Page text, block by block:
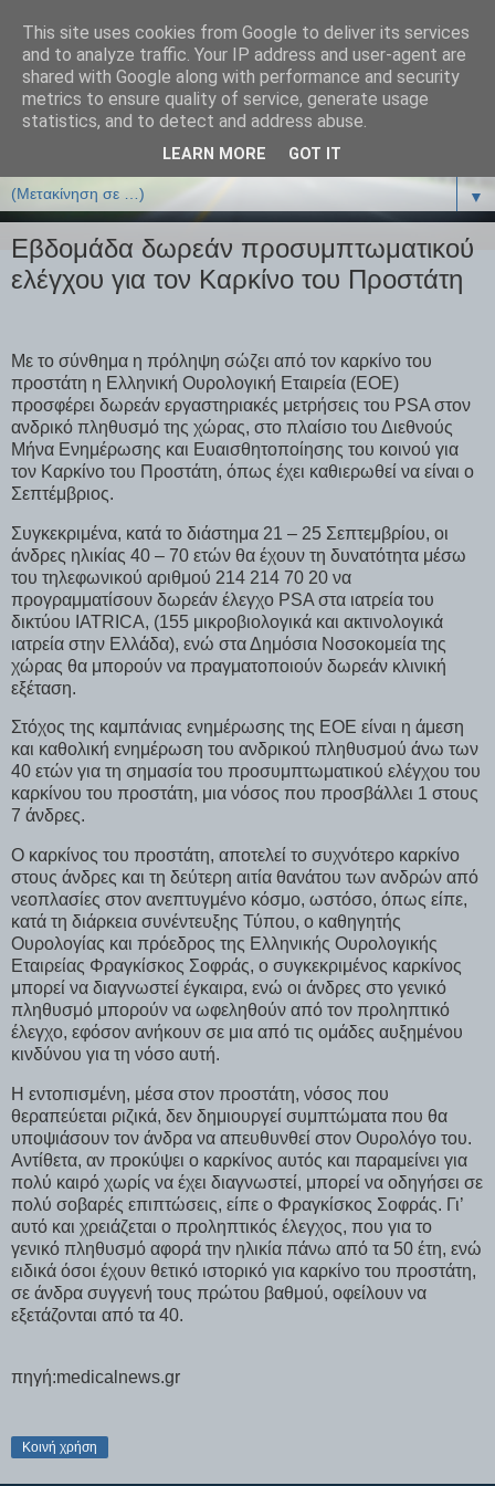
ΒΙΟΛΟΓΙΑonline.gr
Online Μαθήματα Βιολογίας
▼
Εβδομάδα δωρεάν προσυμπτωματικού
ελέγχου για τον Καρκίνο του Προστάτη
Με το σύνθημα η πρόληψη σώζει από τον καρκίνο του
προστάτη η Ελληνική Ουρολογική Εταιρεία (ΕΟΕ)
προσφέρει δωρεάν εργαστηριακές μετρήσεις του PSA στον
ανδρικό πληθυσμό της χώρας, στο πλαίσιο του Διεθνούς
Μήνα Ενημέρωσης και Ευαισθητοποίησης του κοινού για
τον Καρκίνο του Προστάτη, όπως έχει καθιερωθεί να είναι ο
Σεπτέμβριος.
Συγκεκριμένα, κατά το διάστημα 21 – 25 Σεπτεμβρίου, οι
άνδρες ηλικίας 40 – 70 ετών θα έχουν τη δυνατότητα μέσω
του τηλεφωνικού αριθμού 214 214 70 20 να
προγραμματίσουν δωρεάν έλεγχο PSA στα ιατρεία του
δικτύου IATRICA, (155 μικροβιολογικά και ακτινολογικά
ιατρεία στην Ελλάδα), ενώ στα Δημόσια Νοσοκομεία της
χώρας θα μπορούν να πραγματοποιούν δωρεάν κλινική
εξέταση.
Στόχος της καμπάνιας ενημέρωσης της ΕΟΕ είναι η άμεση
και καθολική ενημέρωση του ανδρικού πληθυσμού άνω των
40 ετών για τη σημασία του προσυμπτωματικού ελέγχου του
καρκίνου του προστάτη, μια νόσος που προσβάλλει 1 στους
7 άνδρες.
Ο καρκίνος του προστάτη, αποτελεί το συχνότερο καρκίνο
στους άνδρες και τη δεύτερη αιτία θανάτου των ανδρών από
νεοπλασίες στον ανεπτυγμένο κόσμο, ωστόσο, όπως είπε,
κατά τη διάρκεια συνέντευξης Τύπου, ο καθηγητής
Ουρολογίας και πρόεδρος της Ελληνικής Ουρολογικής
Εταιρείας Φραγκίσκος Σοφράς, ο συγκεκριμένος καρκίνος
μπορεί να διαγνωστεί έγκαιρα, ενώ οι άνδρες στο γενικό
πληθυσμό μπορούν να ωφεληθούν από τον προληπτικό
έλεγχο, εφόσον ανήκουν σε μια από τις ομάδες αυξημένου
κινδύνου για τη νόσο αυτή.
Η εντοπισμένη, μέσα στον προστάτη, νόσος που
θεραπεύεται ριζικά, δεν δημιουργεί συμπτώματα που θα
υποψιάσουν τον άνδρα να απευθυνθεί στον Ουρολόγο του.
Αντίθετα, αν προκύψει ο καρκίνος αυτός και παραμείνει για
πολύ καιρό χωρίς να έχει διαγνωστεί, μπορεί να οδηγήσει σε
πολύ σοβαρές επιπτώσεις, είπε ο Φραγκίσκος Σοφράς. Γι’
αυτό και χρειάζεται ο προληπτικός έλεγχος, που για το
γενικό πληθυσμό αφορά την ηλικία πάνω από τα 50 έτη, ενώ
ειδικά όσοι έχουν θετικό ιστορικό για καρκίνο του προστάτη,
σε άνδρα συγγενή τους πρώτου βαθμού, οφείλουν να
εξετάζονται από τα 40.
πηγή:medicalnews.gr
Κοινή χρήση
This site uses cookies from Google to deliver its services
and to analyze traffic. Your IP address and user-agent are
shared with Google along with performance and security
metrics to ensure quality of service, generate usage
statistics, and to detect and address abuse.
LEARN MORE GOT IT